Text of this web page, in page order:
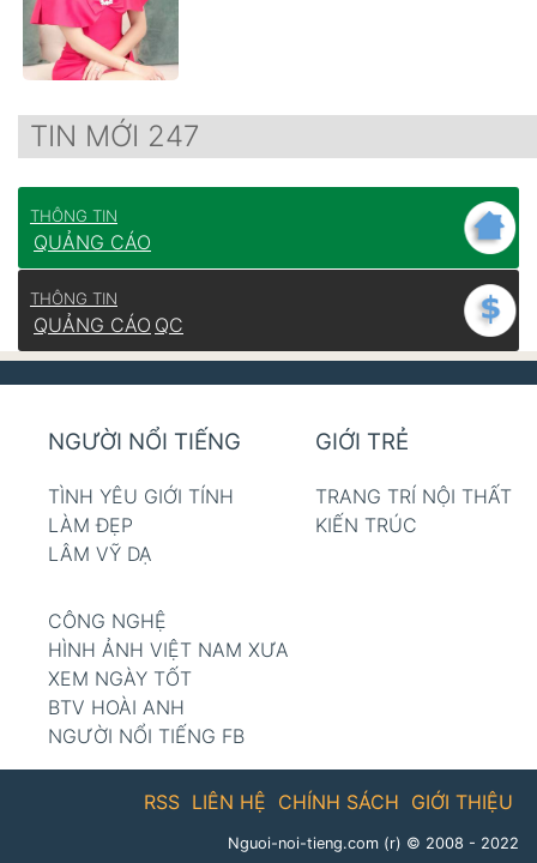
TIN MỚI 247
THÔNG TIN
QUẢNG CÁO
THÔNG TIN
QUẢNG CÁO QC
NGƯỜI NỔI TIẾNG
TÌNH YÊU GIỚI TÍNH
LÀM ĐẸP
LÂM VỸ DẠ
GIỚI TRẺ
TRANG TRÍ NỘI THẤT
KIẾN TRÚC
CÔNG NGHỆ
HÌNH ẢNH VIỆT NAM XƯA
XEM NGÀY TỐT
BTV HOÀI ANH
NGƯỜI NỔI TIẾNG FB
GIỚI THIỆU
CHÍNH SÁCH
LIÊN HỆ
RSS
Nguoi-noi-tieng.com (r) © 2008 - 2022